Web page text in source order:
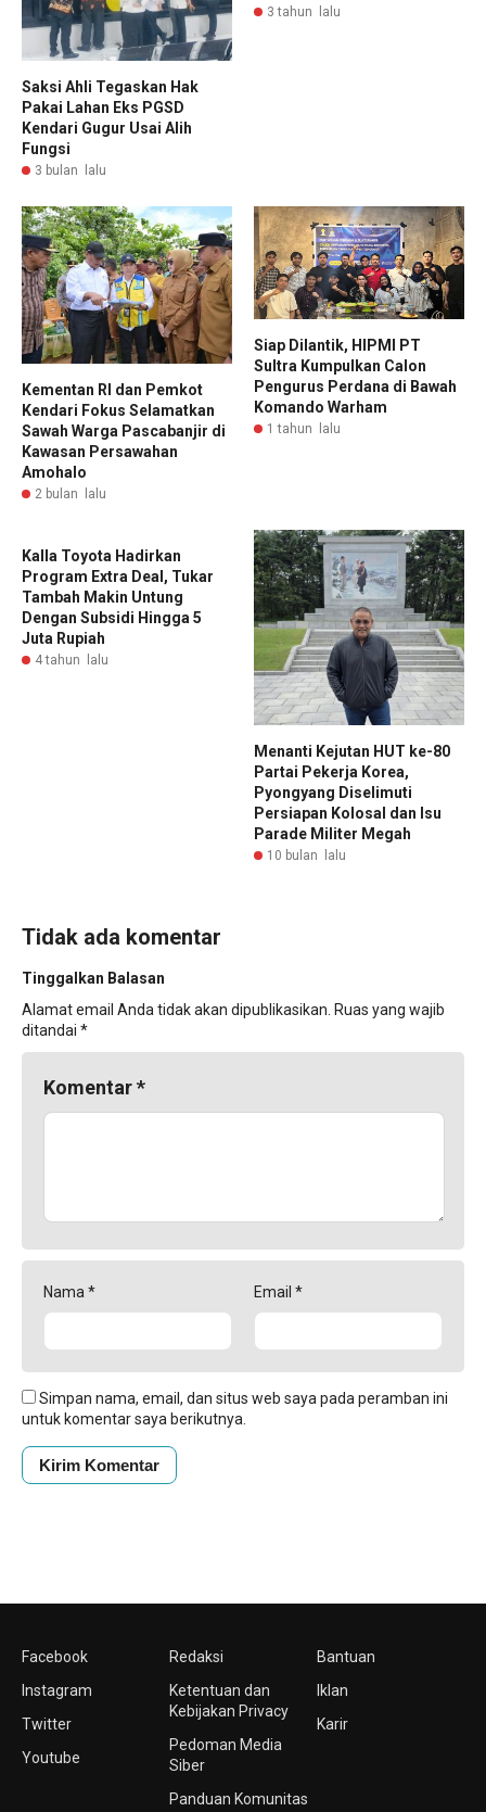
Saksi Ahli Tegaskan Hak
Pakai Lahan Eks PGSD
Kendari Gugur Usai Alih
Fungsi
3 bulan lalu
3 tahun lalu
Kementan RI dan Pemkot
Kendari Fokus Selamatkan
Sawah Warga Pascabanjir di
Kawasan Persawahan
Amohalo
2 bulan lalu
Siap Dilantik, HIPMI PT
Sultra Kumpulkan Calon
Pengurus Perdana di Bawah
Komando Warham
1 tahun lalu
Kalla Toyota Hadirkan
Program Extra Deal, Tukar
Tambah Makin Untung
Dengan Subsidi Hingga 5
Juta Rupiah
4 tahun lalu
Menanti Kejutan HUT ke-80
Partai Pekerja Korea,
Pyongyang Diselimuti
Persiapan Kolosal dan Isu
Parade Militer Megah
10 bulan lalu
Tidak ada komentar
Tinggalkan Balasan
Alamat email Anda tidak akan dipublikasikan. Ruas yang wajib
ditandai *
Komentar*
Nama* Email *
Simpan nama, email, dan situs web saya pada peramban ini
untuk komentar saya berikutnya.
Facebook
Instagram
Twitter
Youtube
Redaksi
Ketentuan dan
Kebijakan Privacy
Pedoman Media
Siber
Panduan Komunitas
Bantuan
Iklan
Karir